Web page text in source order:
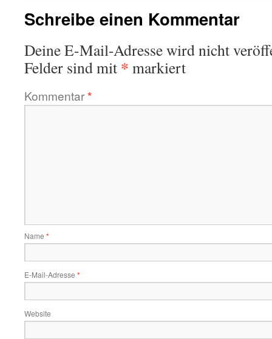
Schreibe einen Kommentar
Deine E-Mail-Adresse wird nicht
Felder sind mit * markiert
Kommentar*
Name *
E-Mail-Adresse *
Website